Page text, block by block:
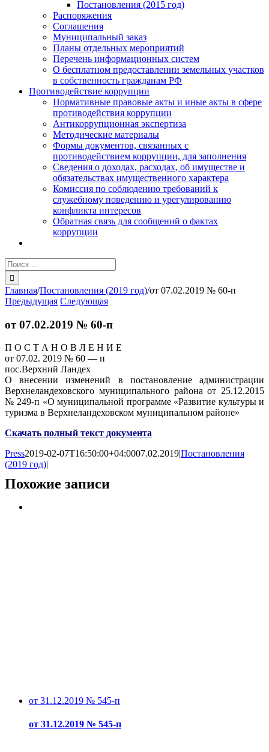
Постановления (2015 год)
Распоряжения
Соглашения
Муниципальный заказ
Планы отдельных мероприятий
Перечень информационных систем
О бесплатном предоставлении земельных участков
в собственность гражданам РФ
Противодействие коррупции
Нормативные правовые акты и иные акты в сфере
противодействия коррупции
Антикоррупционная экспертиза
Методические материалы
Формы документов, связанных с
противодействием коррупции, для заполнения
Сведения о доходах, расходах, об имуществе и
обязательствах имущественного характера
Комиссия по соблюдению требований к
служебному поведению и урегулированию
конфликта интересов
Обратная связь для сообщений о фактах
коррупции
Результат
поиска:
Главная/Постановления (2019 год)/от 07.02.2019 № 60-п
Предыдущая Следующая
от 07.02.2019 № 60-п
П О С Т А Н О В Л Е Н И Е
от 07.02. 2019 № 60 — п
пос.Верхний Ландех
О внесении изменений в постановление администрации
Верхнеландеховского муниципального района от 25.12.2015
№ 249-п «О муниципальной программе «Развитие культуры и
туризма в Верхнеландеховском муниципальном районе»
Скачать полный текст документа
Press2019-02-07T16:50:00+04:0007.02.2019|Постановления
(2019 год)|
Похожие записи
от 31.12.2019 № 545-п
от 31.12.2019 № 545-п